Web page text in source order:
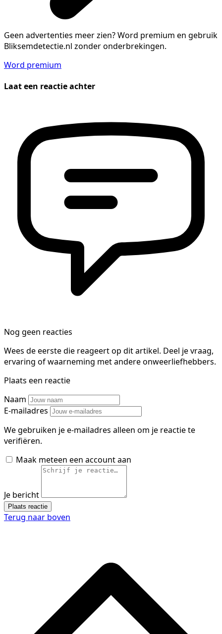
Geen advertenties meer zien?Word premium en gebruik
Bliksemdetectie.nl zonder onderbrekingen.
Word premium
Laat een reactie achter
Nog geen reacties
Wees de eerste die reageert op dit artikel. Deel je vraag,
ervaring of waarneming met andere onweerliefhebbers.
Plaats een reactie
Naam
E-mailadres
We gebruiken je e-mailadres alleen om je reactie te
verifiëren.
Maak meteen een account aan
Je bericht
Plaats reactie
Terug naar boven